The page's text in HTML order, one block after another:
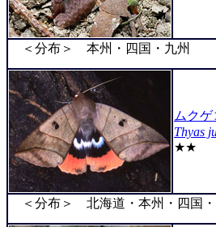
＜分布＞ 本州・四国・九州
ムク
Thyas
★★
＜分布＞ 北海道・本州・四国・